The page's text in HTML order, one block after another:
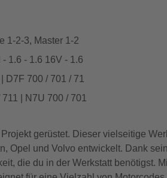
1-2-3, Master 1-2
1.6 - 1.6 16V - 1.6
D7F 700 / 701 / 71
| N7U 700 / 701
gerüstet. Dieser vielseitige
Opel und Volvo entwickelt. Dank
die du in der Werkstatt benötigst.